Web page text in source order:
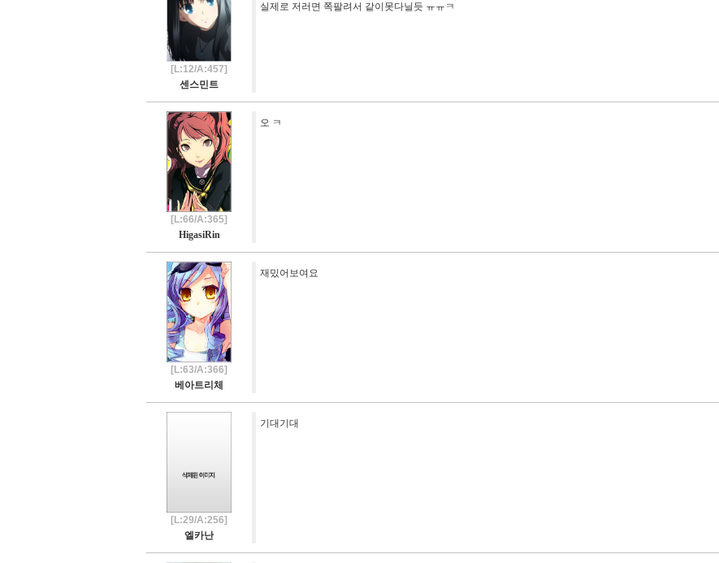
[L:12/A:457]
센스민트
실제로 저러면 쪽팔려서 같이못다닐듯 ㅠㅠㅋ
[L:66/A:365]
HigasiRin
오 ㅋ
[L:63/A:366]
베아트리체
재밌어보여요
[L:29/A:256]
엘카난
기대기대